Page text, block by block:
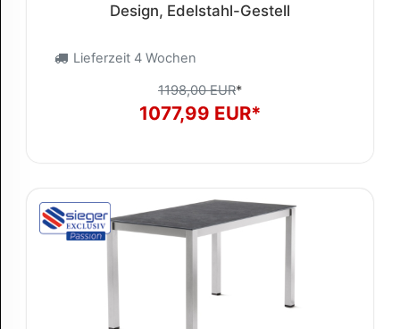
Design, Edelstahl-Gestell
Lieferzeit 4 Wochen
1198,00 EUR*
1077,99 EUR*